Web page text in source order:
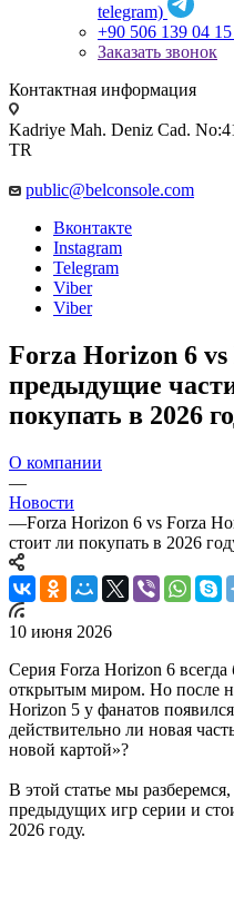
telegram)
+90 506 139 04 15
Заказать звонок
Контактная информация
Kadriye Mah. Deniz Cad.
TR
public@belconsole.com
Вконтакте
Instagram
Telegram
Viber
Viber
Forza Horizon 6
предыдущие
покупать в 2026
О компании
—
Новости
—Forza Horizon 6 vs Forza
стоит ли покупать в 2026
10 июня 2026
Серия Forza Horizon 6
открытым миром. Но после
Horizon 5 у фанатов
действительно ли новая
новой картой»?
В этой статье мы
предыдущих игр серии и
2026 году.